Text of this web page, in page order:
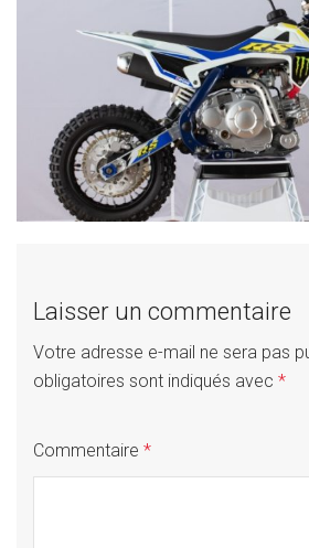
Laisser un commentaire
Votre adresse e-mail ne sera pas
obligatoires sont indiqués avec *
Commentaire *